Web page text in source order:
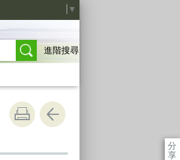
▼
進階搜尋
分
享